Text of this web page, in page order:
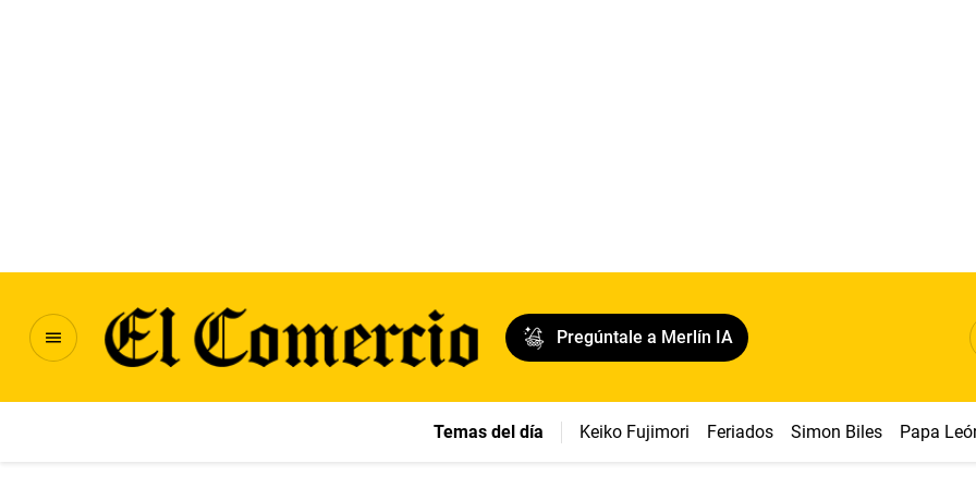
Pregúntale a Merlín IA
Temas del día Keiko Fujimori Feriados Simon Biles Papa